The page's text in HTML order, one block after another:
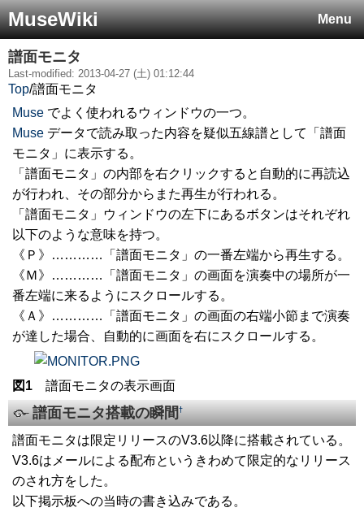
Menu
MuseWiki
譜面モニタ
Last-modified: 2013-04-27 (土) 01:12:44
Top/譜面モニタ
Muse でよく使われるウィンドウの一つ。
Muse データで読み取った内容を疑似五線譜として「譜面
モニタ」に表示する。
「譜面モニタ」の内部を右クリックすると自動的に再読込
が行われ、その部分からまた再生が行われる。
「譜面モニタ」ウィンドウの左下にあるボタンはそれぞれ
以下のような意味を持つ。
《Ｐ》…………「譜面モニタ」の一番左端から再生する。
《Ｍ》…………「譜面モニタ」の画面を演奏中の場所が一
番左端に来るようにスクロールする。
《Ａ》…………「譜面モニタ」の画面の右端小節まで演奏
が達した場合、自動的に画面を右にスクロールする。
図1 譜面モニタの表示画面
譜面モニタ搭載の瞬間 †
譜面モニタは限定リリースのV3.6以降に搭載されている。
V3.6はメールによる配布というきわめて限定的なリリース
のされ方をした。
以下掲示板への当時の書き込みである。